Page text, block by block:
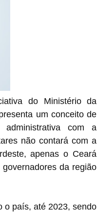
do Ministério da
um conceito de
administrativa com a
não contará com a
apenas o Ceará
da região
o país, até 2023, sendo